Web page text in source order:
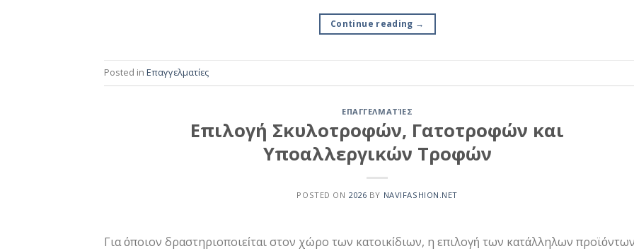
Continue reading →
Posted in Επαγγελματίες
ΕΠΑΓΓΕΛΜΑΤΊΕΣ
Επιλογή Σκυλοτροφών, Γατοτροφών και
Υποαλλεργικών Τροφών
POSTED ON 2026 BY NAVIFASHION.NET
Για όποιον δραστηριοποιείται στον χώρο των κατοικίδιων, η επιλογή των κατάλληλων